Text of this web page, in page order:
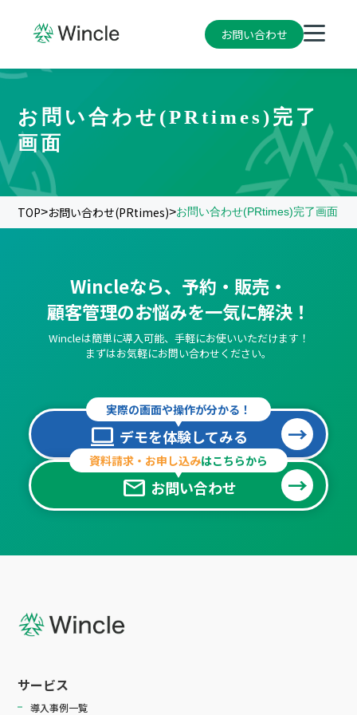
お問い合わせ
お問い合わせ(PRtimes)完了
画面
TOP>お問い合わせ(PRtimes)>お問い合わせ(PRtimes)完了画面
Wincleなら、予約・販売・
顧客管理のお悩みを一気に解決！
Wincleは簡単に導入可能、手軽にお使いいただけます！
まずはお気軽にお問い合わせください。
実際の画面や操作が分かる！
computer デモを体験してみる
資料請求・お申し込みはこちらから
mail お問い合わせ
サービス
導入事例一覧